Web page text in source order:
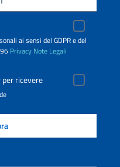
ai sensi del GDPR e del
Privacy Note Legali
ricevere